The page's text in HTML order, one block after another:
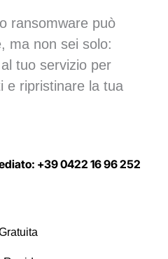
ransomware può
ma non sei solo:
tuo servizio per
e ripristinare la tua
+39 0422 16 96 252